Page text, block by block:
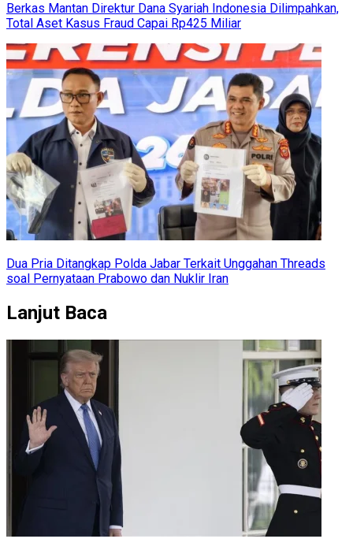
Berkas Mantan Direktur Dana Syariah Indonesia Dilimpahkan,
Total Aset Kasus Fraud Capai Rp425 Miliar
Dua Pria Ditangkap Polda Jabar Terkait Unggahan Threads
soal Pernyataan Prabowo dan Nuklir Iran
Lanjut Baca